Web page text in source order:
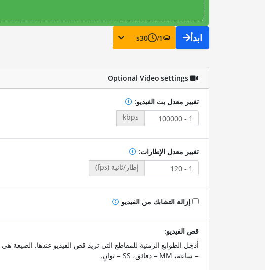
ابدأ 1
/
30
s
Optional Video settings
تغيير معدل بت الفيديو:
kbps
تغيير معدل الإطارات:
إطار/ثانية (fps)
إزالة التشابك من الفيديو
قص الفيديو:
= ساعة، MM = دقائق، SS = ثوانٍ.